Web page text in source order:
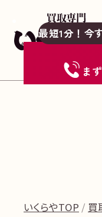
最短1分！今
ま
いくらやTOP 買